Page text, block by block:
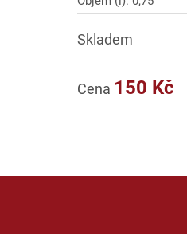
Skladem
Cena 150 Kč